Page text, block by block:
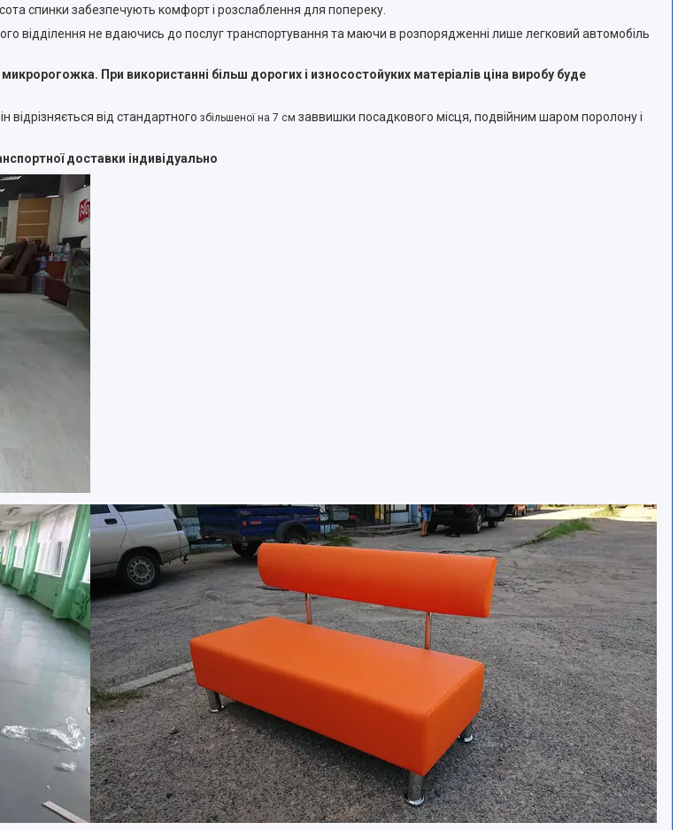
спинки забезпечують комфорт і розслаблення для попереку.
відділення не вдаючись до послуг транспортування та маючи в розпорядженні лише легковий автомобіль
При використанні більш дорогих і износостойуких матеріалів ціна виробу буде
відрізняється від стандартного збільшеної на 7 см заввишки посадкового місця, подвійним шаром поролону і
доставки індивідуально